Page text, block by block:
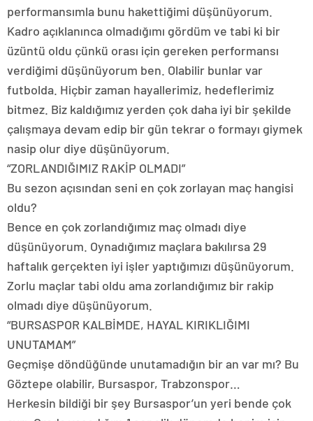
performansımla bunu hakettiğimi düşünüyorum.
Kadro açıklanınca olmadığımı gördüm ve tabi ki bir
üzüntü oldu çünkü orası için gereken performansı
verdiğimi düşünüyorum ben. Olabilir bunlar var
futbolda. Hiçbir zaman hayallerimiz, hedeflerimiz
bitmez. Biz kaldığımız yerden çok daha iyi bir şekilde
çalışmaya devam edip bir gün tekrar o formayı giymek
nasip olur diye düşünüyorum.
“ZORLANDIĞIMIZ RAKİP OLMADI”
Bu sezon açısından seni en çok zorlayan maç hangisi
oldu?
Bence en çok zorlandığımız maç olmadı diye
düşünüyorum. Oynadığımız maçlara bakılırsa 29
haftalık gerçekten iyi işler yaptığımızı düşünüyorum.
Zorlu maçlar tabi oldu ama zorlandığımız bir rakip
olmadı diye düşünüyorum.
“BURSASPOR KALBİMDE, HAYAL KIRIKLIĞIMI
UNUTAMAM”
Geçmişe döndüğünde unutamadığın bir an var mı? Bu
Göztepe olabilir, Bursaspor, Trabzonspor…
Herkesin bildiği bir şey Bursaspor’un yeri bende çok